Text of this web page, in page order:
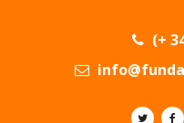
(+